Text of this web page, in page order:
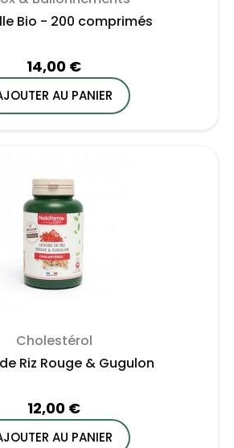
Bio - 200 comprimés
14,00 €
AU PANIER
Cholestérol
Riz Rouge & Gugulon
12,00 €
AU PANIER